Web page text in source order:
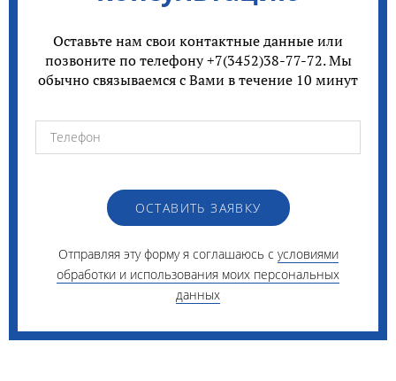
Оставьте нам свои контактные данные или
позвоните по телефону +7(3452)38-77-72. Мы
обычно связываемся с Вами в течение 10 минут
ОСТАВИТЬ ЗАЯВКУ
Отправляя эту форму я соглашаюсь с условиями
обработки и использования моих персональных
данных